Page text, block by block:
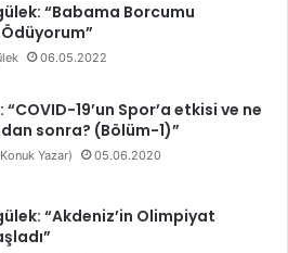
“Babama Borcumu
06.05.2022
“COVID-19’un Spor’a etkisi ve ne
sonra? (Bölüm-1)”
Yazar) 05.06.2020
“Akdeniz’in Olimpiyat